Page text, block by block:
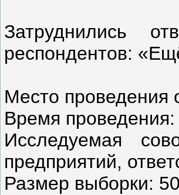
Затруднились
респондентов:
Место проведения
Время
Исследуемая
предприятий,
Размер выборки: